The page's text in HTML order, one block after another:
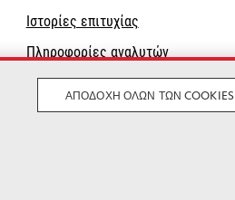
Ιστορίες επιτυχίας
Πληροφορίες αναλυτών
ΑΠΟΔΟΧΉ ΌΛΩΝ ΤΩΝ COOKIES